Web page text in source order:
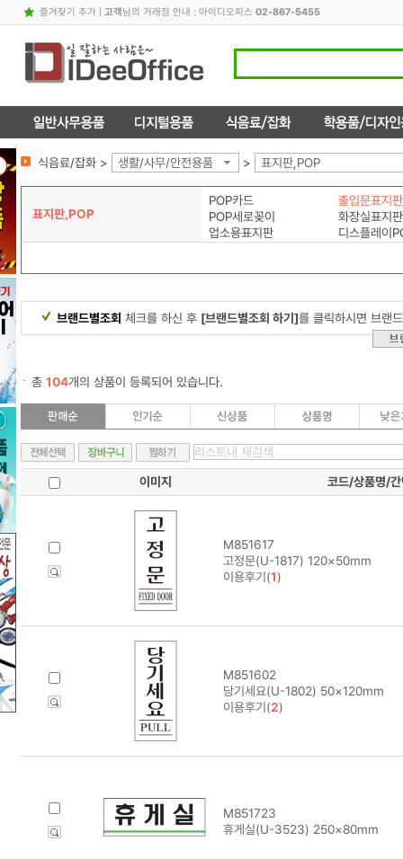
즐겨찾기 추가| 고객님의 거래점 안내 : 아이디오피스 02-867-5455
식음료/잡화 > 생활/사무/안전용품 > 표지판,POP
표지판,POP
POP카드
출입문표지판
POP세로꽂이
화장실표지판
업소용표지판
디스플레이
브랜드별조회 체크를 하신 후 [브랜드별조회 하기]를 클릭하시면 브랜
총 104개의 상품이 등록되어 있습니다.
이미지 코드/상품명/간
M851617
고정문(U-1817) 120×50mm
이용후기(1)
M851602
당기세요(U-1802) 50×120mm
이용후기(2)
M851723
휴게실(U-3523) 250×80mm